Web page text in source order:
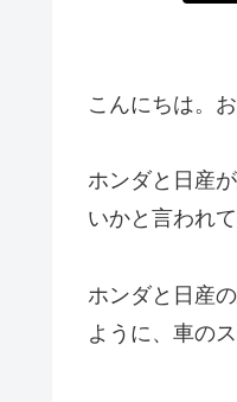
こんにちは。
ホンダと日産
いかと言われ
ホンダと日産
ように、車の